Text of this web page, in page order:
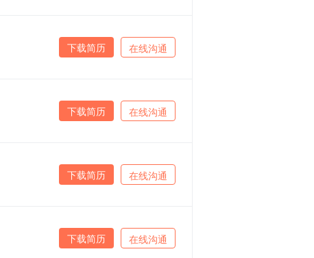
在线沟通
下载简历
在线沟通
下载简历
在线沟通
下载简历
在线沟通
下载简历